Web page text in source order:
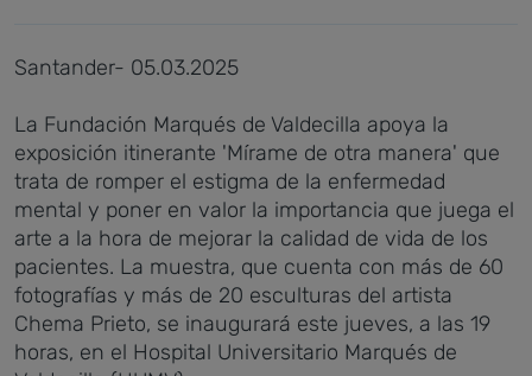
Santander- 05.03.2025
La Fundación Marqués de Valdecilla apoya la
exposición itinerante 'Mírame de otra manera' que
trata de romper el estigma de la enfermedad
mental y poner en valor la importancia que juega el
arte a la hora de mejorar la calidad de vida de los
pacientes. La muestra, que cuenta con más de 60
fotografías y más de 20 esculturas del artista
Chema Prieto, se inaugurará este jueves, a las 19
horas, en el Hospital Universitario Marqués de